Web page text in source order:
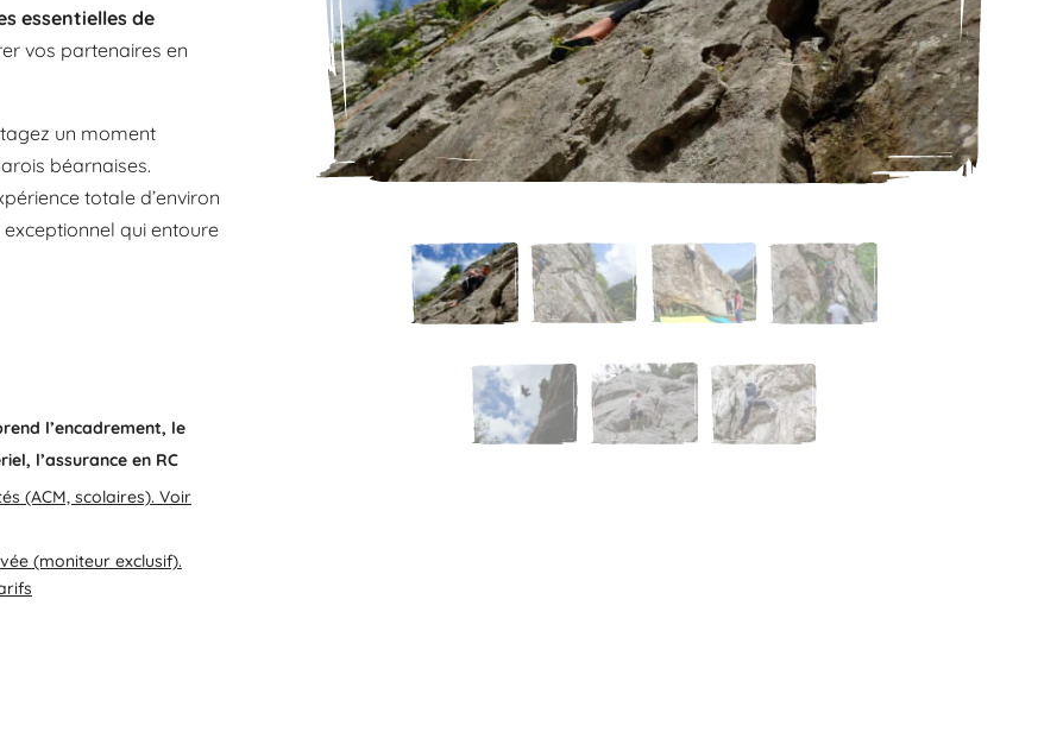
essentielles de
vos partenaires en
un moment
béarnaises.
totale d’environ
qui entoure
l’encadrement, le
l’assurance en RC
(ACM, scolaires). Voir
(moniteur exclusif).